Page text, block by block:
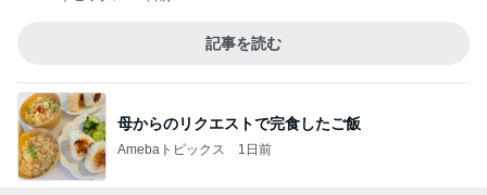
記事を読む
母からのリクエストで完食したご飯
Amebaトピックス 1日前